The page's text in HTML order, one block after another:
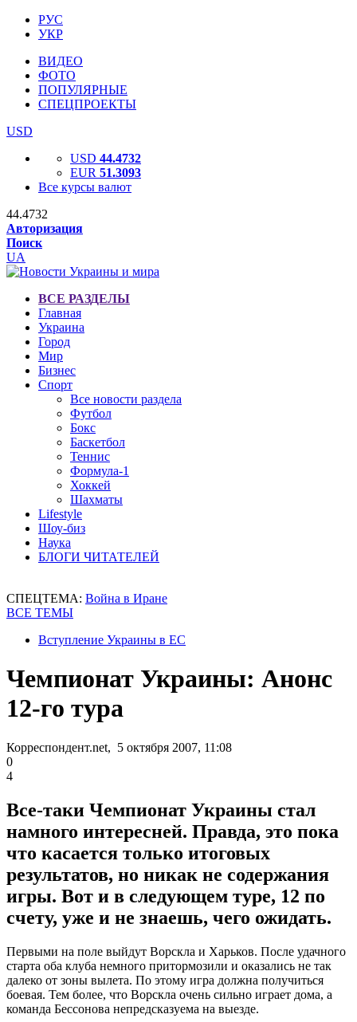
РУС
УКР
ВИДЕО
ФОТО
ПОПУЛЯРНЫЕ
СПЕЦПРОЕКТЫ
USD
USD 44.4732
EUR 51.3093
Все курсы валют
44.4732
Авторизация
Поиск
UA
ВСЕ РАЗДЕЛЫ
Главная
Украина
Город
Мир
Бизнес
Спорт
Все новости раздела
Футбол
Бокс
Баскетбол
Теннис
Формула-1
Хоккей
Шахматы
Lifestyle
Шоу-биз
Наука
БЛОГИ ЧИТАТЕЛЕЙ
СПЕЦТЕМА: Война в Иране
ВСЕ ТЕМЫ
Вступление Украины в ЕС
Чемпионат Украины: Анонс
12-го тура
Корреспондент.net, 5 октября 2007, 11:08
0
4
Все-таки Чемпионат Украины стал
намного интересней. Правда, это пока
что касается только итоговых
результатов, но никак не содержания
игры. Вот и в следующем туре, 12 по
счету, уже и не знаешь, чего ожидать.
Первыми на поле выйдут Ворскла и Харьков. После удачного
старта оба клуба немного притормозили и оказались не так
далеко от зоны вылета. По этому игра должна получиться
боевая. Тем более, что Ворскла очень сильно играет дома, а
команда Бессонова непредсказуема на выезде.